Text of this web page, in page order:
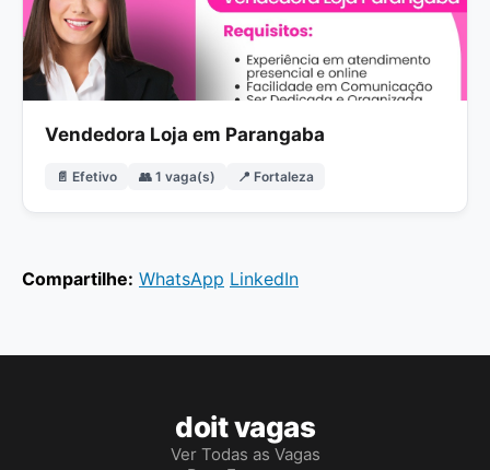
Vendedora Loja em Parangaba
📄 Efetivo 👥 1 vaga(s) 📍 Fortaleza
Compartilhe: WhatsApp LinkedIn
doit vagas
Ver Todas as Vagas